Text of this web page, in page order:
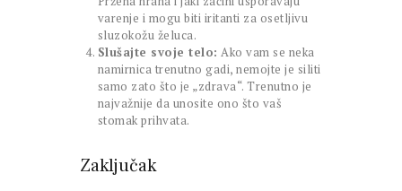
varenje i mogu biti iritanti za osetljivu
sluzokožu želuca.
Slušajte svoje telo: Ako vam se neka
namirnica trenutno gadi, nemojte je siliti
samo zato što je „zdrava“. Trenutno je
najvažnije da unosite ono što vaš
stomak prihvata.
Zaključak